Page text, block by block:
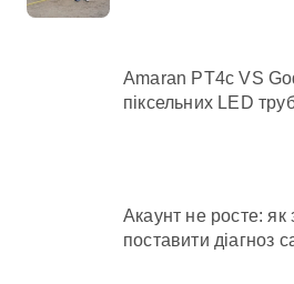
Amaran PT4c VS
піксельних LED
Акаунт не росте:
поставити діагноз